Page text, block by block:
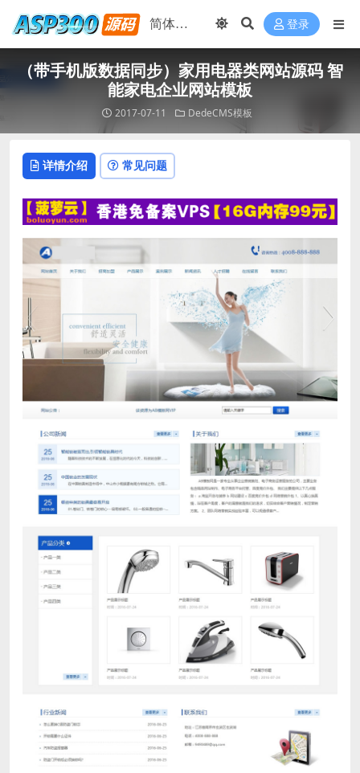
登录
（带手机版数据同步）家用电器类网站源码 智
能家电企业网站模板
2017-07-11 DedeCMS模板
详情介绍 常见问题